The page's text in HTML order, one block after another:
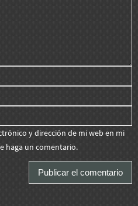
y dirección de mi web en mi
haga un comentario.